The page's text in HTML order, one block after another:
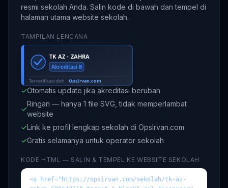
resmi sekolah Anda. Salin kode di bawah dan tempel di
halaman utama website sekolah.
TAMPILAN LENCANA
✓Otomatis update jika akreditasi berubah
✓
Ringan — hanya 1 file SVG, tidak memperlambat
website
✓Link ke profil lengkap sekolah di OpsIrvan.com
✓Gratis selamanya untuk operator sekolah
KODE HTML — SALIN & TEMPEL KE WEBSITE SEKOLAH